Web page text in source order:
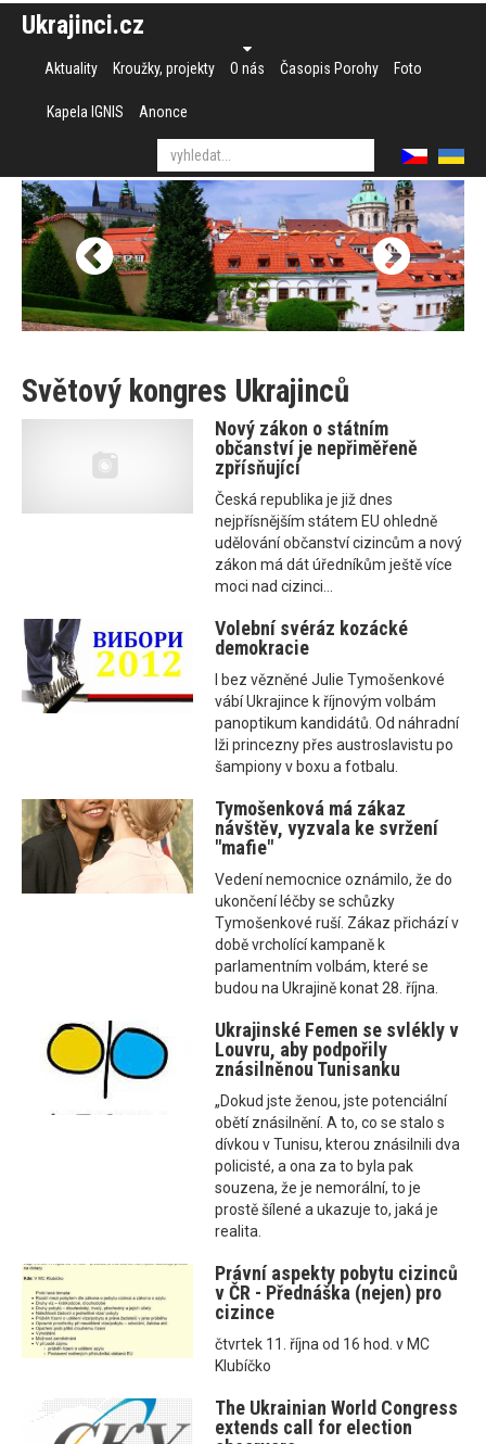
Ukrajinci.cz
Aktuality Kroužky, projekty O nás Časopis Porohy Foto
Kapela IGNIS Anonce
Světový kongres Ukrajinců
Nový zákon o státním
občanství je nepřiměřeně
zpřísňující
Česká republika je již dnes
nejpřísnějším státem EU ohledně
udělování občanství cizincům a nový
zákon má dát úředníkům ještě více
moci nad cizinci...
Volební svéráz kozácké
demokracie
I bez vězněné Julie Tymošenkové
vábí Ukrajince k říjnovým volbám
panoptikum kandidátů. Od náhradní
lži princezny přes austroslavistu po
šampiony v boxu a fotbalu.
Tymošenková má zákaz
návštěv, vyzvala ke svržení
"mafie"
Vedení nemocnice oznámilo, že do
ukončení léčby se schůzky
Tymošenkové ruší. Zákaz přichází v
době vrcholící kampaně k
parlamentním volbám, které se
budou na Ukrajině konat 28. října.
Ukrajinské Femen se svlékly v
Louvru, aby podpořily
znásilněnou Tunisanku
„Dokud jste ženou, jste potenciální
obětí znásilnění. A to, co se stalo s
dívkou v Tunisu, kterou znásilnili dva
policisté, a ona za to byla pak
souzena, že je nemorální, to je
prostě šílené a ukazuje to, jaká je
realita.
Právní aspekty pobytu cizinců
v ČR - Přednáška (nejen) pro
cizince
čtvrtek 11. října od 16 hod. v MC
Klubíčko
The Ukrainian World Congress
extends call for election